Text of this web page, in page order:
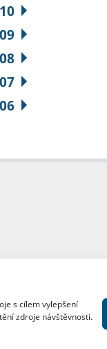
s cílem vylepšení
zdroje návštěvnosti.